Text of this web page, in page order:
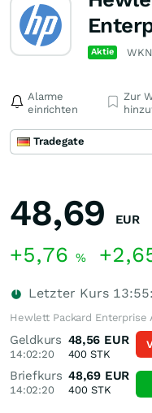
Aktie
Alarme
einrichten
Zur
Tradegate
48,69 EUR
+5,76 %
Letzter Kurs
Hewlett Packard Enterprise
Geldkurs
14:02:20
48,56 EUR
400 STK
Briefkurs
14:02:20
48,69 EUR
400STK